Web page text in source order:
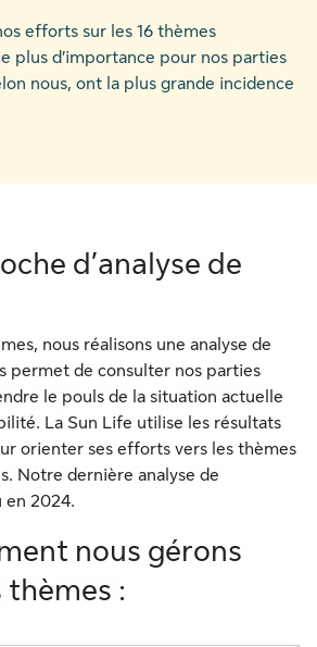
efforts sur les 16 thèmes
plus d’importance pour nos parties
nous, ont la plus grande incidence
d’analyse de
nous réalisons une analyse de
permet de consulter nos parties
le pouls de la situation actuelle
La Sun Life utilise les résultats
orienter ses efforts vers les thèmes
Notre dernière analyse de
en 2024.
nous gérons
thèmes :